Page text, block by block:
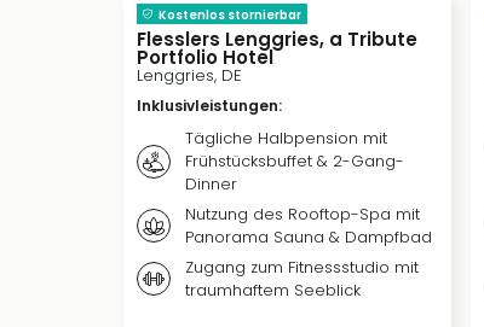
Kostenlos stornierbar
Flesslers Lenggries, a Tribute
Portfolio Hotel
Lenggries, DE
Inklusivleistungen:
Tägliche Halbpension mit
Frühstücksbuffet & 2-Gang-
Dinner
Nutzung des Rooftop-Spa mit
Panorama Sauna & Dampfbad
Zugang zum Fitnessstudio mit
traumhaftem Seeblick